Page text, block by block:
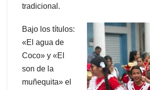
tradicional.
Bajo los títulos:
«El agua de
Coco» y «El
son de la
muñequita» el